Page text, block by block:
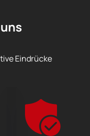
Balletten
alle wurden
internationalem
Seele berührt.
Eindrücke